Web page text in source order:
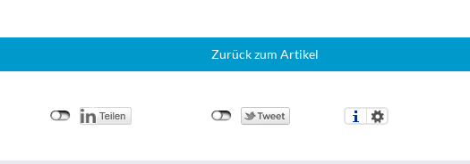
Zurück zum Artikel